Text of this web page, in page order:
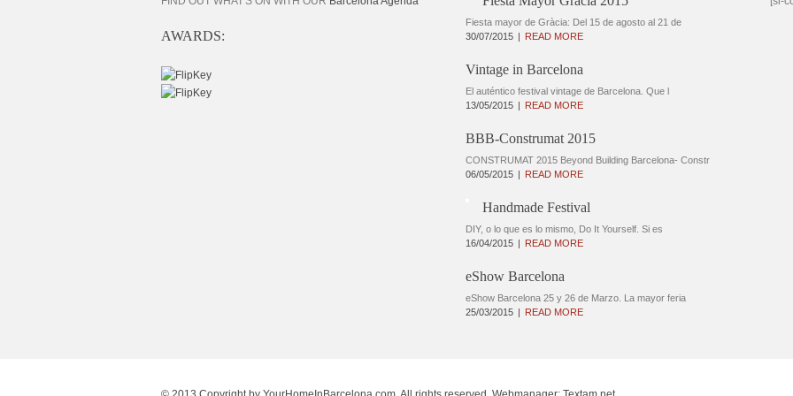
AWARDS:
Fiesta mayor de Gràcia: Del 15 de agosto al 21 de
30/07/2015
READ MORE
Vintage in Barcelona
El auténtico festival vintage de Barcelona. Que l
13/05/2015
READ MORE
BBB-Construmat 2015
CONSTRUMAT 2015 Beyond Building Barcelona- Constr
06/05/2015
READ MORE
Handmade Festival
DIY, o lo que es lo mismo, Do It Yourself. Si es
16/04/2015
READ MORE
eShow Barcelona
eShow Barcelona 25 y 26 de Marzo. La mayor feria
25/03/2015
READ MORE